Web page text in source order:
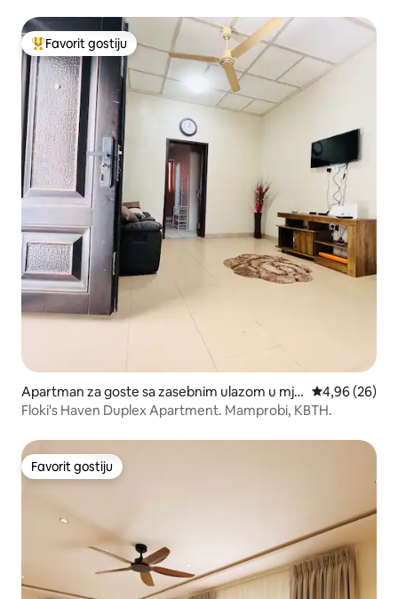
Glavni favorit gostiju
Favorit gostiju
Apartman za goste sa zasebnim ulazom u mje
stu Mamprobi, Accra
prosječna
4,96 (26)
Floki's Haven Duplex Apartment. Mamprobi, KBTH.
Favorit gostiju
Favorit gostiju